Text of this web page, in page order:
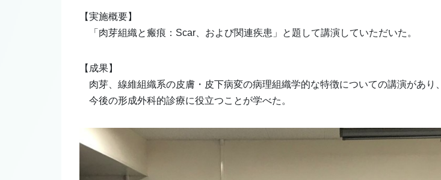
【実施概要】
「肉芽組織と瘢痕：Scar、および関連疾患」と題して講演していただいた。
【成果】
肉芽、線維組織系の皮膚・皮下病変の病理組織学的な特徴についての講演があり、
今後の形成外科的診療に役立つことが学べた。